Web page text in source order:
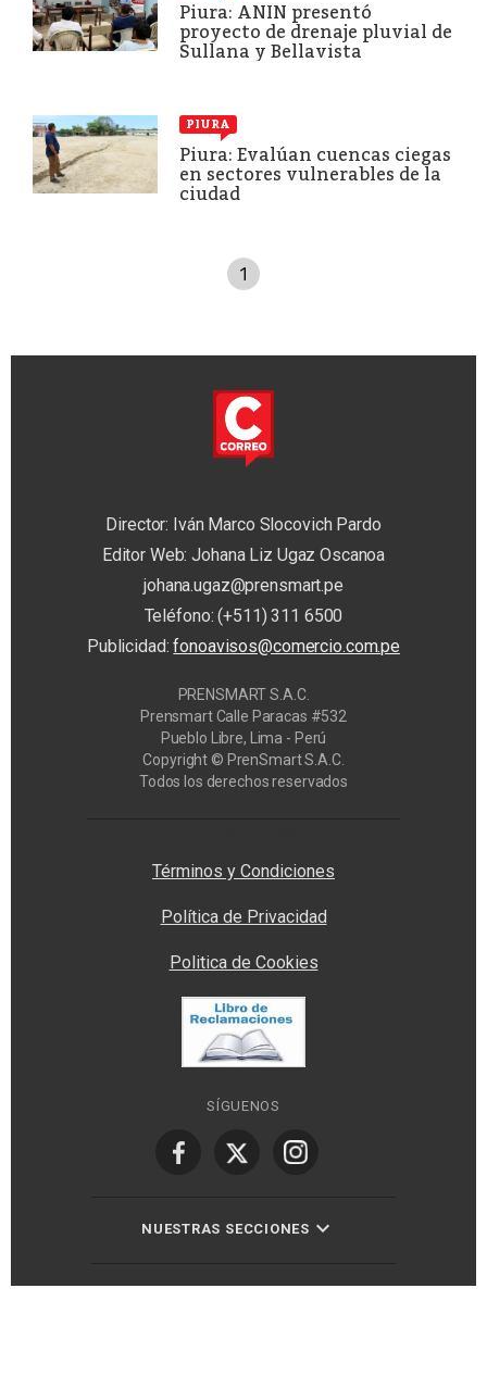
Piura: ANIN presentó
proyecto de drenaje pluvial de
Sullana y Bellavista
PIURA
Piura: Evalúan cuencas ciegas
en sectores vulnerables de la
ciudad
1
Director: Iván Marco Slocovich Pardo
Editor Web: Johana Liz Ugaz Oscanoa
johana.ugaz@prensmart.pe
Teléfono: (+511) 311 6500
Publicidad:fonoavisos@comercio.com.pe
PRENSMART S.A.C.
Prensmart Calle Paracas #532
Pueblo Libre, Lima - Perú
Copyright © PrenSmart S.A.C.
Todos los derechos reservados
Términos y Condiciones
Política de Privacidad
Politica de Cookies
SÍGUENOS
NUESTRAS SECCIONES